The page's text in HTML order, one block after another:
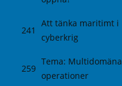
241
Att tänka maritimt i
cyberkrig
259
Tema: Multidomäna
operationer